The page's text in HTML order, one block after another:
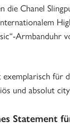
die Chanel
Armbanduhr
für
und absolut
Statement